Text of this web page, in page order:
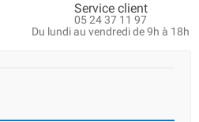
Service client
05 24 37 11 97
Du lundi au vendredi de 9h à 18h